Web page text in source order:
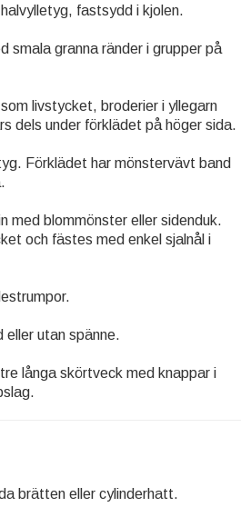
fastsydd i kjolen.
smala granna ränder i grupper på
livstycket, broderier i yllegarn
dels under förklädet på höger sida.
Förklädet har mönstervävt band
med blommönster eller sidenduk.
och fästes med enkel sjalnål i
utan spänne.
långa skörtveck med knappar i
brätten eller cylinderhatt.